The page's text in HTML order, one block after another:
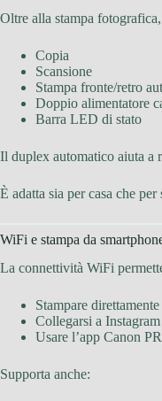
Oltre alla stampa
Copia
Scansione
Stampa fronte/retro
Doppio alimentatore
Barra LED di stato
Il duplex automatico aiuta a
È adatta sia per casa che
WiFi e stampa da
La connettività WiFi
Stampare
Collegarsi a
Usare l’app Canon
Supporta anche: